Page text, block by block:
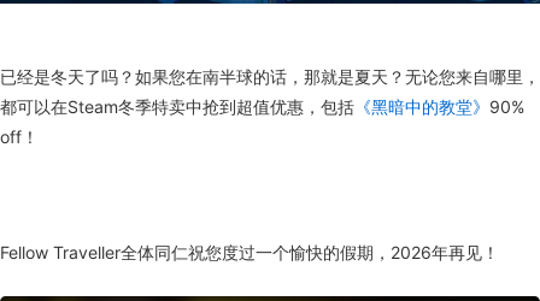
已经是冬天了吗？如果您在南半球的话，那就是夏天？无论您来自哪里，
都可以在Steam冬季特卖中抢到超值优惠，包括 《黑暗中的教堂》 90%
off！
Fellow Traveller全体同仁祝您度过一个愉快的假期，2026年再见！